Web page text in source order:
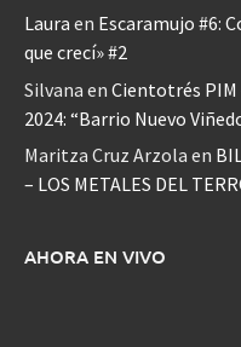
Laura en Escaramujo #6:
que crecí» #2
Silvana en Cientotrés
2024: “Barrio Nuevo
Maritza Cruz Arzola en
– LOS METALES DEL
AHORA EN VIVO